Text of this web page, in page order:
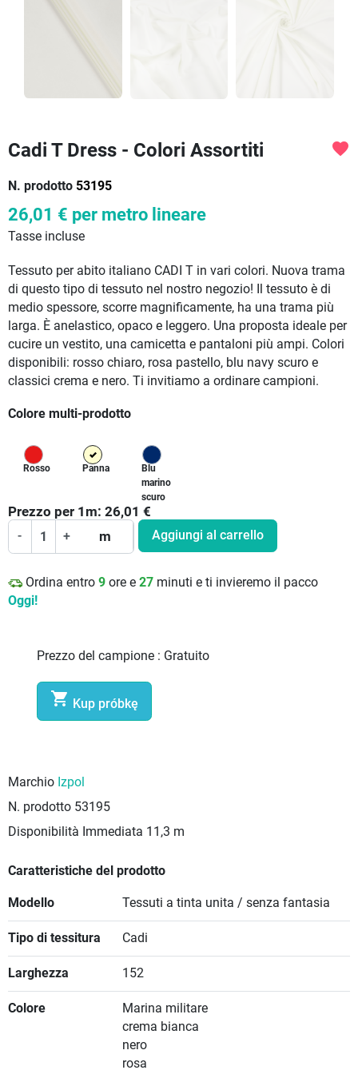
Cadi T Dress - Colori Assortiti
N. prodotto 53195
favorite
26,01 € per metro lineare
Tasse incluse
Tessuto per abito italiano CADI T in vari colori. Nuova trama
di questo tipo di tessuto nel nostro negozio! Il tessuto è di
medio spessore, scorre magnificamente, ha una trama più
larga. È anelastico, opaco e leggero. Una proposta ideale per
cucire un vestito, una camicetta e pantaloni più ampi. Colori
disponibili: rosso chiaro, rosa pastello, blu navy scuro e
classici crema e nero. Ti invitiamo a ordinare campioni.
Colore multi-prodotto
Rosso Panna
Blu
marino
scuro
Prezzo per 1 m: 26,01 €
- + m Aggiungi al carrello
Ordina entro 9 ore e 27 minuti e ti invieremo il pacco
Oggi!
Prezzo del campione : Gratuito
 Kup próbkę
Marchio Izpol
N. prodotto 53195
Disponibilità Immediata 11,3 m
Caratteristiche del prodotto
Modello Tessuti a tinta unita / senza fantasia
Tipo di tessitura Cadi
Larghezza 152
Colore
Marina militare
crema bianca
nero
rosa